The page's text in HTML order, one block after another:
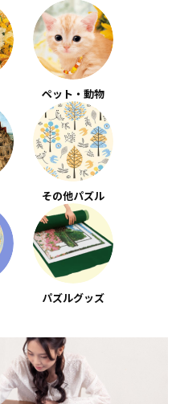
ペット・動物
その他パズル
パズルグッズ